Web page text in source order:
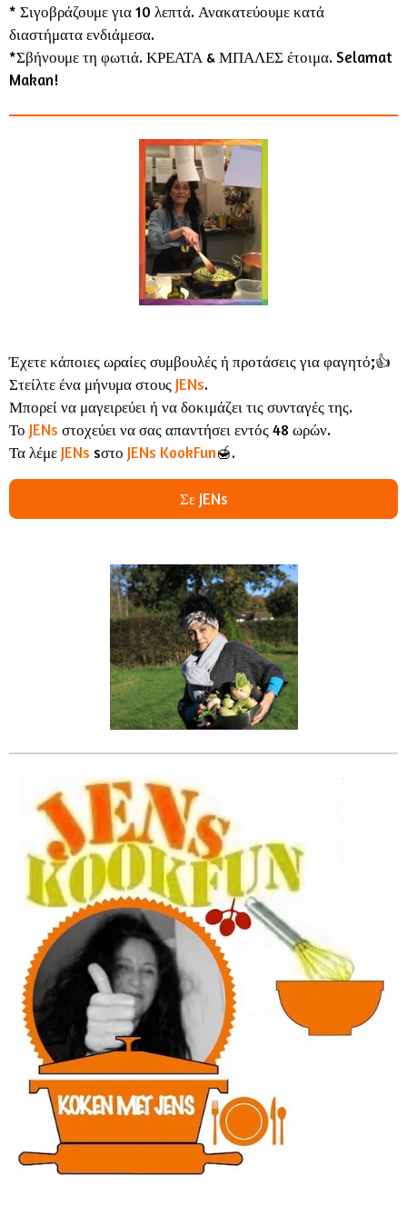
* Σιγοβράζουμε για 10 λεπτά. Ανακατεύουμε κατά
διαστήματα ενδιάμεσα.
*Σβήνουμε τη φωτιά. ΚΡΕΑΤΑ & ΜΠΑΛΕΣ έτοιμα. Selamat
Makan!
Έχετε κάποιες ωραίες συμβουλές ή προτάσεις για φαγητό;👍
Στείλτε ένα μήνυμα στους JENs.
Μπορεί να μαγειρεύει ή να δοκιμάζει τις συνταγές της.
Το JENs στοχεύει να σας απαντήσει εντός 48 ωρών.
Τα λέμε JENs sστο JENs KookFun🍯.
Σε JENs